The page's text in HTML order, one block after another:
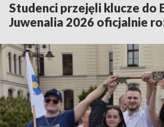
Studenci przejęli klucze do
Juwenalia 2026 oficjalnie